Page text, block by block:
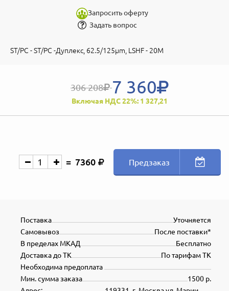
Запросить оферту
Задать вопрос
ST/PC - ST/PC -Дуплекс, 62.5/125µm, LSHF - 20M
306 208 7 360
Включая НДС 22%: 1 327,21
7360 Предзаказ
Уточняется
Поставка
После поставки*
Самовывоз
Бесплатно
В пределах МКАД
По тарифам ТК
Доставка до ТК
Необходима предоплата
1500 р.
Мин. сумма заказа